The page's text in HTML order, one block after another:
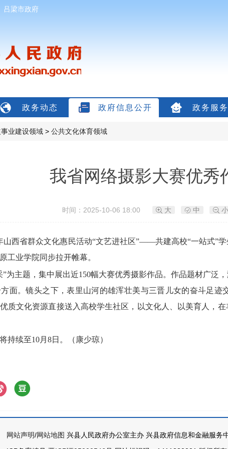
吕梁市政府
政务动态 政府信息公开 政务服务
业建设领域 > 公共文化体育领域
我省网络摄影大赛优秀
时间：2025-10-06 18:00 大 中 小
山西省群众文化惠民活动“文艺进社区”——共建高校“一站式”
工业学院同步拉开帷幕。
”为主题，集中展出近150幅大赛优秀摄影作品。作品题材广泛
面。镜头之下，表里山河的雄浑壮美与三晋儿女的奋斗足
质文化资源直接送入高校学生社区，以文化人、以美育人，
持续至10月8日。
（康少琼）
网站声明/网站地图 兴县人民政府办公室主办 兴县政府信息和金融服务